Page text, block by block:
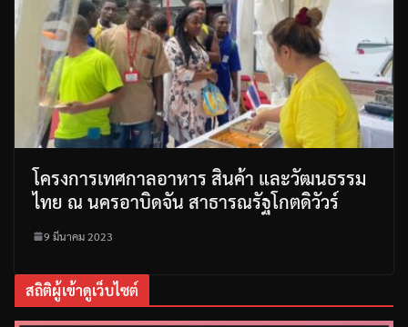
โครงการเทศกาลอาหาร สินค้า และวัฒนธรรม
ไทย ณ นครอาบิดจัน สาธารณรัฐโกตดิวัวร์
9 มีนาคม 2023
สถิติผู้เข้าดูเว็บไซต์